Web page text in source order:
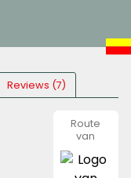
Reviews (7)
Route
van